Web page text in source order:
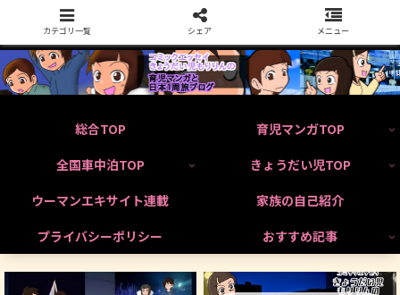
総合TOP
育児マンガTOP
全国車中泊TOP
きょうだい児TOP
ウーマンエキサイト連載
家族の自己紹介
プライバシーポリシー
おすすめ記事
カテゴリ一覧 シェア メニュー